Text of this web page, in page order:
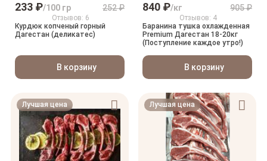
233 ₽/100 гр 252 ₽
Отзывов: 6
Курдюк копченый горный
Дагестан (деликатес)
В корзину
840 ₽/кг 905 ₽
Отзывов: 4
Баранина тушка охлажденная
Premium Дагестан 18-20кг
(Поступление каждое утро!)
В корзину
Лучшая цена Лучшая цена